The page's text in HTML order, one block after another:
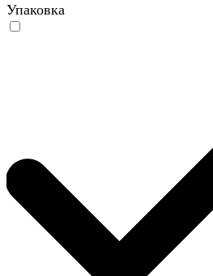
Упаковка